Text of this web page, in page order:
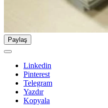
Paylaş
Linkedin
Pinterest
Telegram
Yazdır
Kopyala